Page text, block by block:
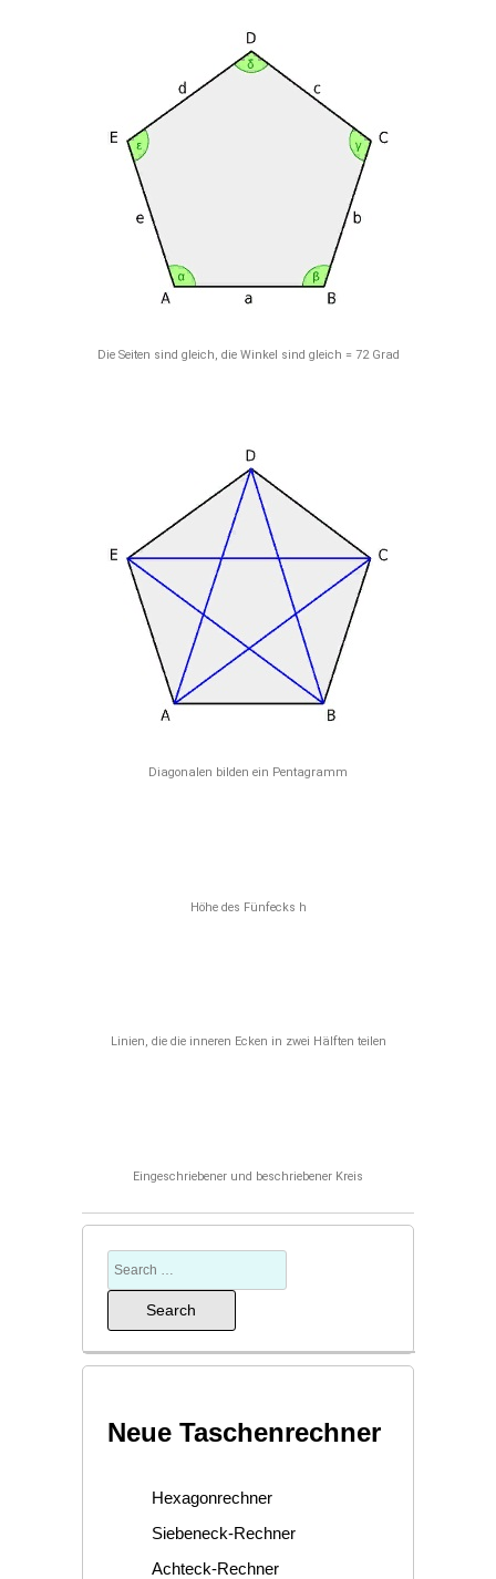
Die Seiten sind gleich, die Winkel sind gleich = 72 Grad
Diagonalen bilden ein Pentagramm
Höhe des Fünfecks h
Linien, die die inneren Ecken in zwei Hälften teilen
Eingeschriebener und beschriebener Kreis
Neue Taschenrechner
Hexagonrechner
Siebeneck-Rechner
Achteck-Rechner